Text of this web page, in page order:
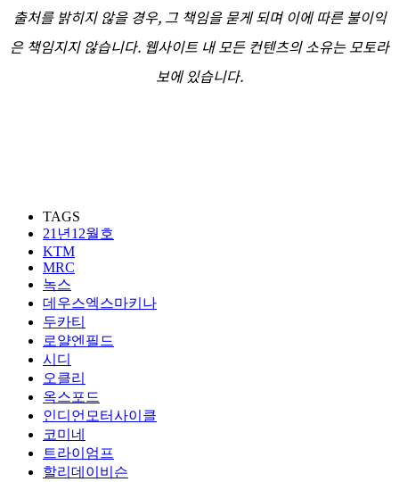
출처를 밝히지 않을 경우, 그 책임을 묻게 되며 이에 따른 불이익
은 책임지지 않습니다. 웹사이트 내 모든 컨텐츠의 소유는 모토라
보에 있습니다.
TAGS
21년12월호
KTM
MRC
녹스
데우스엑스마키나
두카티
로얄엔필드
시디
오클리
옥스포드
인디언모터사이클
코미네
트라이엄프
할리데이비슨